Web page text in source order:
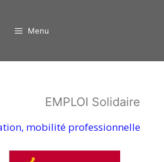
Menu
EMPLOI Solidaire
mobilité professionnelle